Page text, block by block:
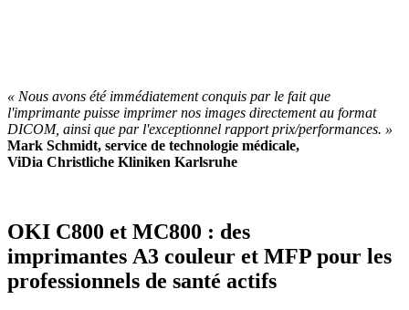
« Nous avons été immédiatement conquis par le fait que
l'imprimante puisse imprimer nos images directement au format
DICOM, ainsi que par l'exceptionnel rapport prix/performances. »
Mark Schmidt, service de technologie médicale,
ViDia Christliche Kliniken Karlsruhe
OKI C800 et MC800 : des
imprimantes A3 couleur et MFP pour les
professionnels de santé actifs